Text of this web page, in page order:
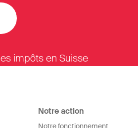
impôts en Suisse
Notre action
Notre fonctionnement